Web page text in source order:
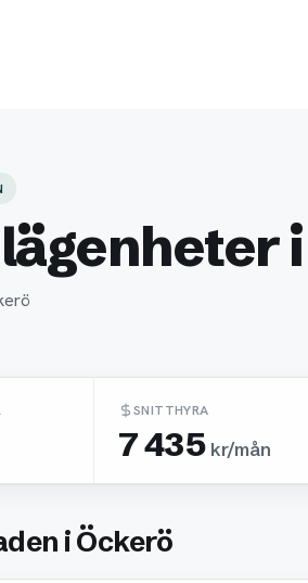
i
SNITTHYRA
7 435 kr/mån
i Öckerö